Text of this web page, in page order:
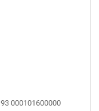
93 000101600000